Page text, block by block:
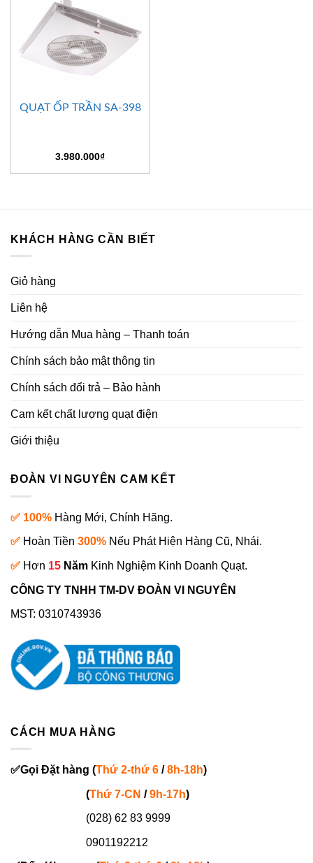
QUẠT ỐP TRẦN SA-398
3.980.000₫
KHÁCH HÀNG CẦN BIẾT
Giỏ hàng
Liên hệ
Hướng dẫn Mua hàng – Thanh toán
Chính sách bảo mật thông tin
Chính sách đổi trả – Bảo hành
Cam kết chất lượng quạt điện
Giới thiệu
ĐOÀN VI NGUYÊN CAM KẾT
✅ 100% Hàng Mới, Chính Hãng.
✅ Hoàn Tiền 300% Nếu Phát Hiện Hàng Cũ, Nhái.
✅ Hơn 15 Năm Kinh Nghiệm Kinh Doanh Quạt.
CÔNG TY TNHH TM-DV ĐOÀN VI NGUYÊN
MST: 0310743936
CÁCH MUA HÀNG
✅Gọi Đặt hàng (Thứ 2-thứ 6 /8h-18h)
(Thứ 7-CN /9h-17h)
(028) 62 83 9999
0901192212